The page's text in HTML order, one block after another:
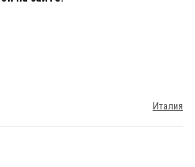
Италия